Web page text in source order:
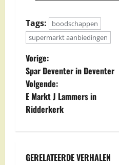
Tags:
boodschappen
supermarkt aanbiedingen
B
e
r
c
Vorige:
Spar Deventer in Deventer
Volgende:
E Markt J Lammers in
Ridderkerk
GERELATEERDE VERHALEN